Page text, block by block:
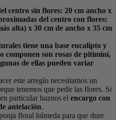
centro sin flores: 20 cm ancho x
del centro con flores:
alta) x 30 cm de ancho x 35 cm
tiene una base eucalipto y
componen son rosas de pitiminí,
de ellas pueden variar
este arreglo necesitamos un
tenemos que pedir las flores. Si
particular haznos el encargo con
antelación.
floral húmeda para que dure